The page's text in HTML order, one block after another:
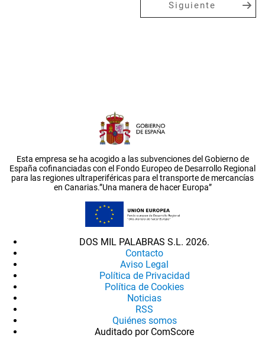
Siguiente
Esta empresa se ha acogido a las subvenciones del Gobierno de
España cofinanciadas con el Fondo Europeo de Desarrollo Regional
para las regiones ultraperiféricas para el transporte de mercancías
en Canarias.”Una manera de hacer Europa”
DOS MIL PALABRAS S.L. 2026.
Contacto
Aviso Legal
Política de Privacidad
Política de Cookies
Noticias
RSS
Quiénes somos
Auditado por ComScore